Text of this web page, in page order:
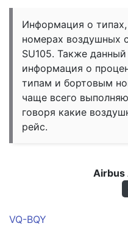
Информация о
номерах воздушных
SU105. Также
информация о
типам и бортовым
чаще всего
говоря какие
рейс.
VQ-BQY